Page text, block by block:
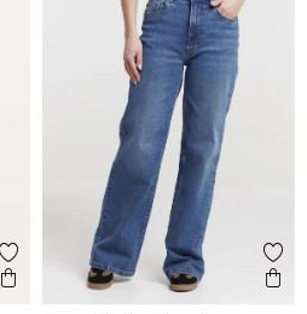
Ajouter aux favoris
Aperçu rapide